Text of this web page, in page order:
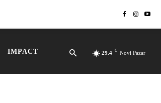
IMPACT 29.4 C Novi Pazar